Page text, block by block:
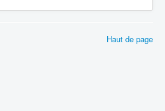
Haut de page